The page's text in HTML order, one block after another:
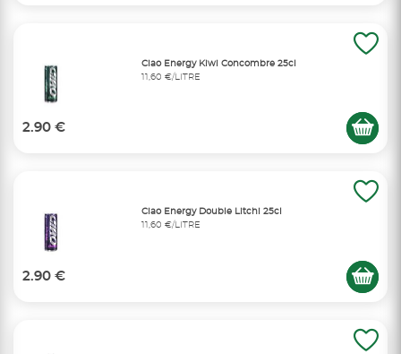
Ciao Energy Kiwi Concombre 25cl
11,60 €/LITRE
2.90 €
Ciao Energy Double Litchi 25cl
11,60 €/LITRE
2.90 €